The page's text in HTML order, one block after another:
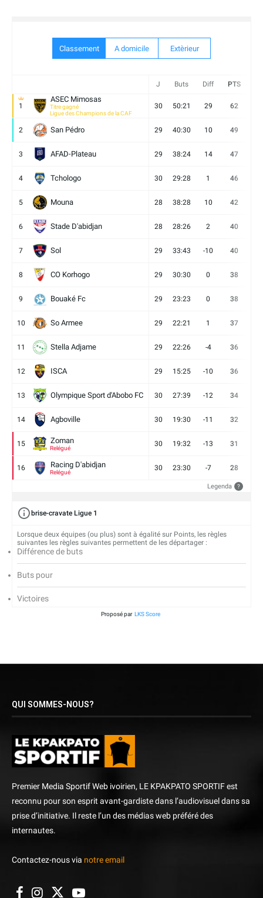
Classement A domicile Extèrieur
J Buts Diff PTS
1
ASEC Mimosas
Titre gagné
Ligue des Champions de la CAF
30 50:21 29 62
2 San Pédro 29 40:30 10 49
3 AFAD-Plateau 29 38:24 14 47
4 Tchologo 30 29:28 1 46
5 Mouna 28 38:28 10 42
6 Stade D'abidjan 28 28:26 2 40
7 Sol 29 33:43 -10 40
8 CO Korhogo 29 30:30 0 38
9 Bouaké Fc 29 23:23 0 38
10 So Armee 29 22:21 1 37
11 Stella Adjame 29 22:26 -4 36
12 ISCA 29 15:25 -10 36
13 Olympique Sport d'Abobo FC 30 27:39 -12 34
14 Agboville 30 19:30 -11 32
15 Zoman
Relégué
30 19:32 -13 31
16 Racing D'abidjan
Relégué
30 23:30 -7 28
Legenda ?
brise-cravate Ligue 1
Lorsque deux équipes (ou plus) sont à égalité sur Points, les règles
suivantes les règles suivantes permettent de les départager :
Différence de buts
Buts pour
Victoires
Proposé par LKS Score
QUI SOMMES-NOUS?
Premier Media Sportif Web ivoirien, LE KPAKPATO SPORTIF est
reconnu pour son esprit avant-gardiste dans l’audiovisuel dans sa
prise d’initiative. Il reste l’un des médias web préféré des
internautes.
Contactez-nous via notre email